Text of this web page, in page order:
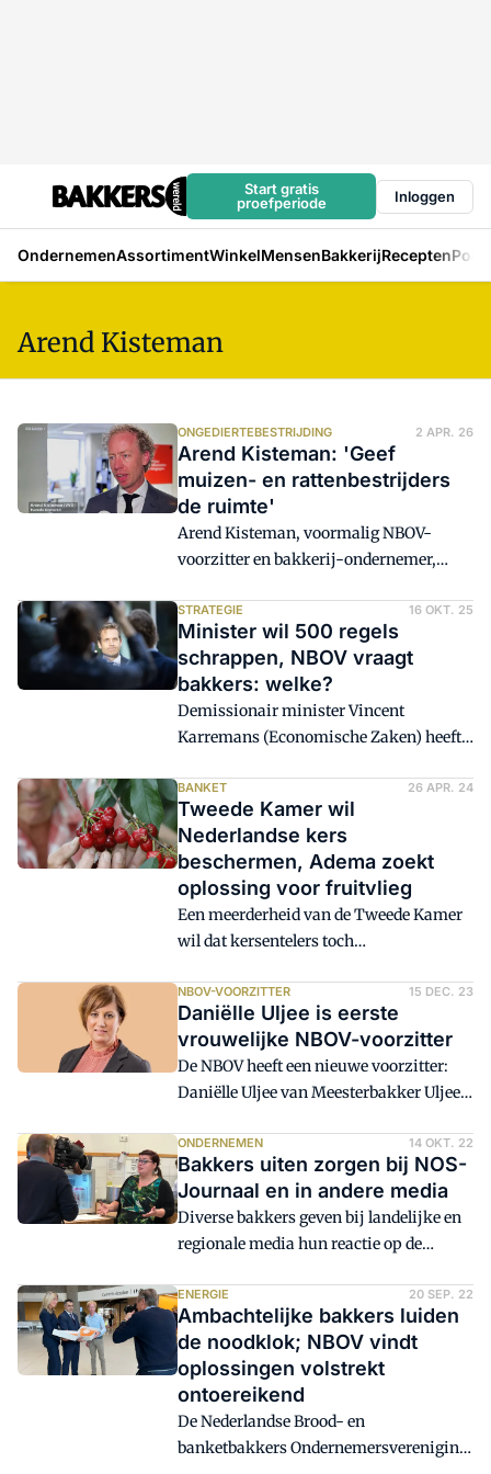
Start gratis
proefperiode
Inloggen
OndernemenAssortimentWinkelMensenBakkerijRecepten
Arend Kisteman
ONGEDIERTEBESTRIJDING 2 APR. 26
Arend Kisteman: 'Geef
muizen- en rattenbestrijders
de ruimte'
Arend Kisteman, voormalig NBOV-
voorzitter en bakkerij-ondernemer,
maatregelen te nemen tegen ratten en
muizen. Dat doet Kisteman vanuit zijn
rol als Tweede Kamerlid. 'Ondernemers
zitten als ratten in de val. Wat de VVD
betreft gaan we hen daaruit bevrijden',
meldt hij op social media.
STRATEGIE 16 OKT. 25
Minister wil 500 regels
schrappen, NBOV vraagt
bakkers: welke?
Demissionair minister Vincent
Karremans (Economische Zaken) heeft
ondernemers te schrappen. Dit moet
voor de zomer van 2026 gebeuren. De
NBOV vraagt ondernemers nu om aan te
geven van welke regels zij af willen.
BANKET 26 APR. 24
Tweede Kamer wil
Nederlandse kers
beschermen, Adema zoekt
oplossing voor fruitvlieg
Een meerderheid van de Tweede Kamer
wil dat kersentelers toch
om de suzuki-fruitvlieg te bestrijden.
Landbouwminister Adema wil deze
verbieden, waardoor de fruitteelt op een
regelrechte ramp afstevent.
NBOV-VOORZITTER 15 DEC. 23
Daniëlle Uljee is eerste
vrouwelijke NBOV-voorzitter
De NBOV heeft een nieuwe voorzitter:
Daniëlle Uljee van Meesterbakker Uljee.
voorzitter van de NBOV. Ze neemt de
plaats in van Arend Kisteman die per 6
december is benoemd tot lid van de
Tweede kamer.
ONDERNEMEN 14 OKT. 22
Bakkers uiten zorgen bij NOS-
Journaal en in andere media
Diverse bakkers geven bij landelijke en
regionale media hun reactie op de
de TEK. Het ongeloof daarover is groot
en wordt breed gedragen. De zorgen zijn
zo niet nog groter. Het NOS Journaal
besteedt er onder meer in uitzending van
20 uur en in Nieuwsuur aandacht aan.
ENERGIE 20 SEP. 22
Ambachtelijke bakkers luiden
de noodklok; NBOV vindt
oplossingen volstrekt
ontoereikend
De Nederlandse Brood- en
banketbakkers Ondernemersvereniging